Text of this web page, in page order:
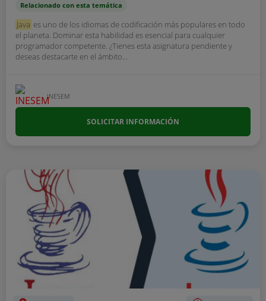
Relacionado con esta temática
Java es uno de los idiomas de codificación más populares en todo
el planeta. Dominar esta habilidad es esencial para cualquier
programador competente. ¿Tienes esta asignatura pendiente y
deseas destacarte en el ámbito...
INESEM
SOLICITAR INFORMACIÓN